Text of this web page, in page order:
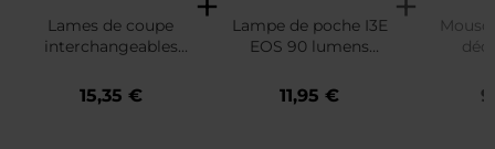
Lames de coupe
interchangeables
Tool 300 EOD/ MUT
EOD - Black
15,35 €
Lampe de poche I3E
EOS 90 lumens
11,95 €